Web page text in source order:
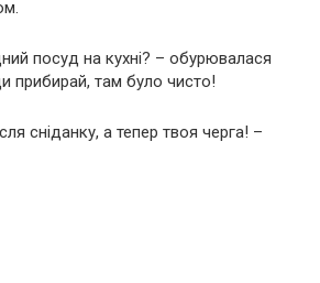
посуд на кухні? – обурювалася
прибирай, там було чисто!
сніданку, а тепер твоя черга! –